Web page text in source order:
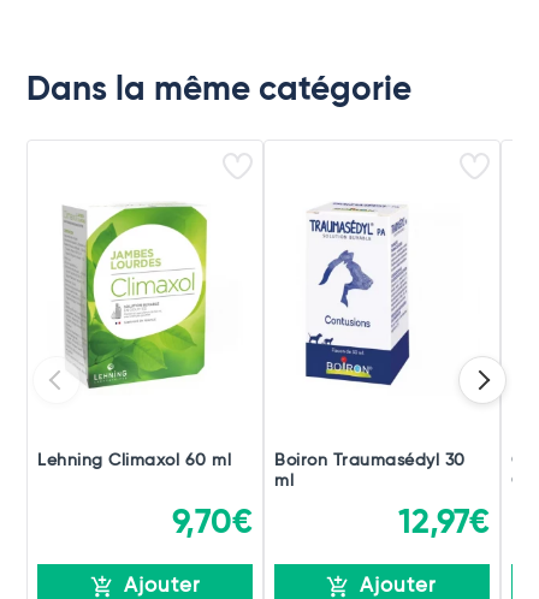
Dans la même catégorie
Lehning Climaxol 60 ml
9,70€
Ajouter
Boiron Traumasédyl 30
ml
12,97€
Ajouter